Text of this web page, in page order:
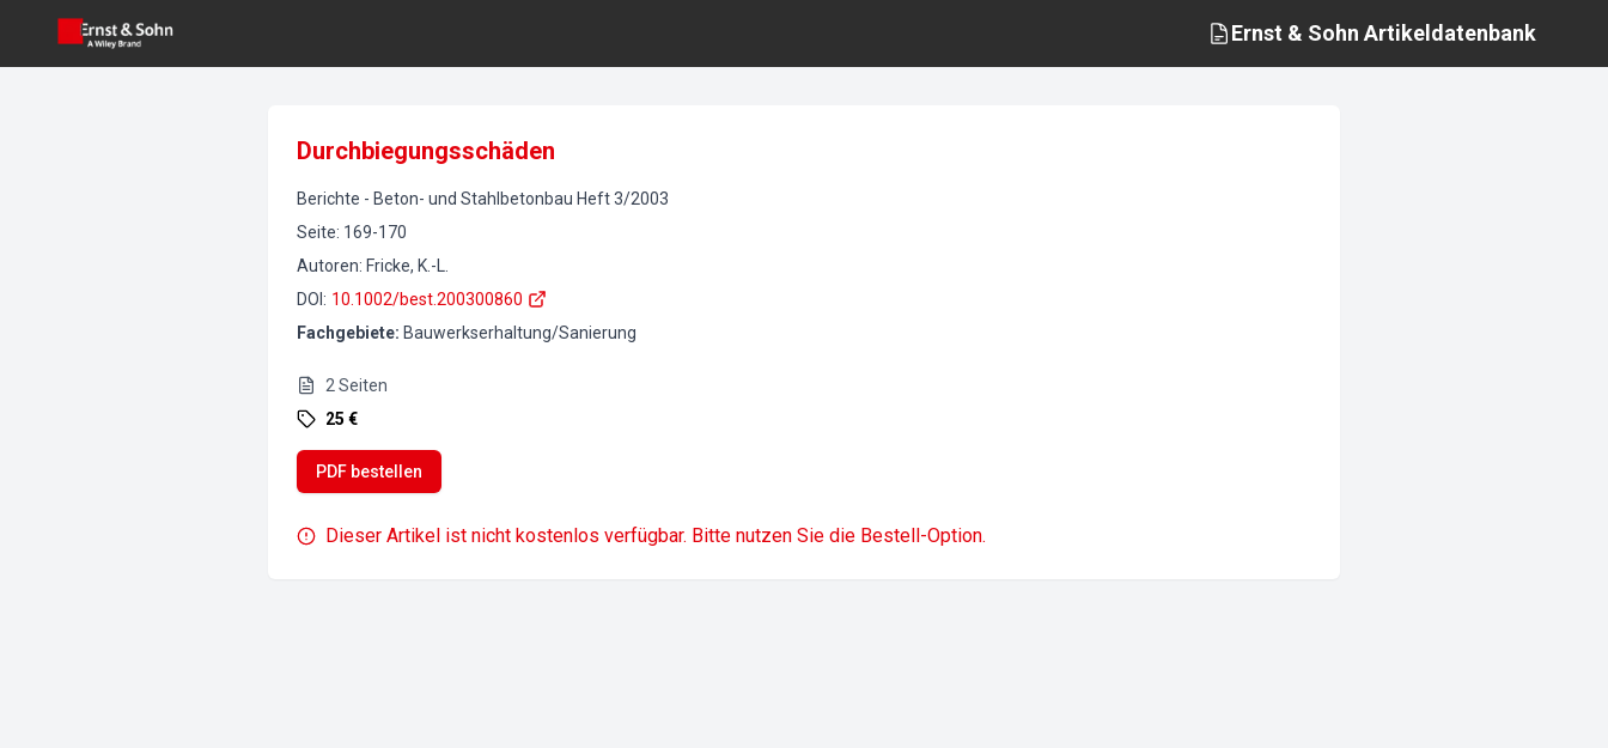
Ernst & Sohn Artikeldatenbank
Durchbiegungsschäden
Berichte - Beton- und Stahlbetonbau Heft3/2003
Seite: 169-170
Autoren: Fricke, K.-L.
DOI : 10.1002/best.200300860
Fachgebiete: Bauwerkserhaltung/Sanierung
2 Seiten
25 €
PDF bestellen
Dieser Artikel ist nicht kostenlos verfügbar. Bitte nutzen Sie die Bestell-Option.